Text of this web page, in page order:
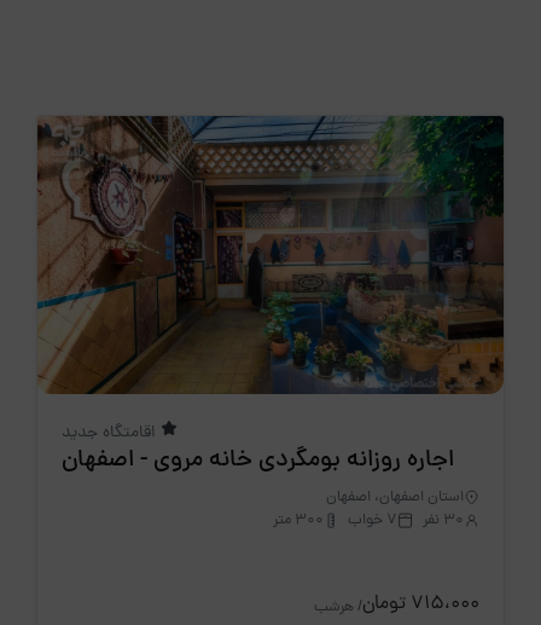
اقامتگاه جدید
اجاره روزانه بومگردی خانه مروی - اصفهان
استان اصفهان، اصفهان
30 نفر
7 خواب 300 متر
715،000 تومان / هرشب